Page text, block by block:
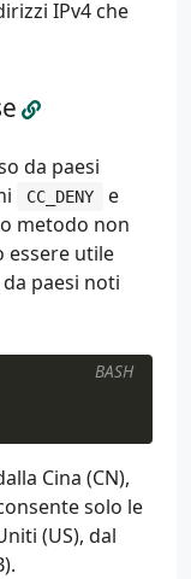
IPv4 che
da paesi
CC_DENY e
metodo non
essere utile
paesi noti
BASH
Cina (CN),
solo le
(US), dal